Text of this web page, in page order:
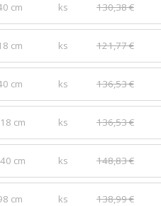
cm ks 130,38 €
cm ks 121,77 €
cm ks 136,53 €
cm ks 136,53 €
cm ks 148,83 €
cm ks 138,99 €